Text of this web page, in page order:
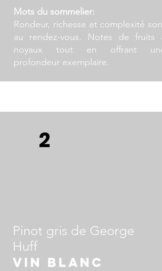
Mots du sommelier:
Rondeur, richesse et complexité sont
au rendez-vous. Notes de fruits à
noyaux tout en offrant une
profondeur exemplaire.
Cépages: Marsanne
Crozes-Hermitage
2
Pinot gris de George
Huff
VIN BLANC